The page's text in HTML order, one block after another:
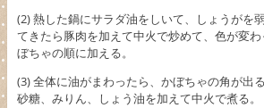
(2) 熱した鍋にサラダ油をしいて、しょうがを
てきたら豚肉を加えて中火で炒めて、色が変
ぼちゃの順に加える。
(3) 全体に油がまわったら、かぼちゃの角が出
砂糖、みりん、しょう油を加えて中火で煮る。